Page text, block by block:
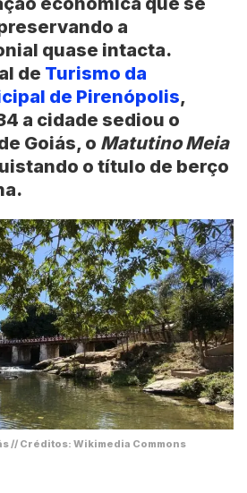
a
quase intacta.
de Turismo da
de Pirenópolis,
a cidade sediou o
Goiás, o Matutino Meia
o título de berço
// Créditos: Wikimedia Commons